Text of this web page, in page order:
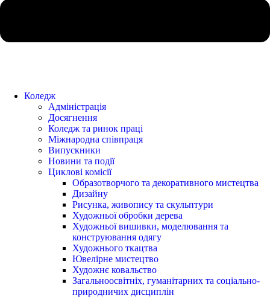
Коледж
Адміністрація
Досягнення
Коледж та ринок праці
Міжнародна співпраця
Випускники
Новини та події
Циклові комісії
Образотворчого та декоративного мистецтва
Дизайну
Рисунка, живопису та скульптури
Художньої обробки дерева
Художньої вишивки, моделювання та
конструювання одягу
Художнього ткацтва
Ювелірне мистецтво
Художнє ковальство
Загальноосвітніх, гуманітарних та соціально-
природничих дисциплін